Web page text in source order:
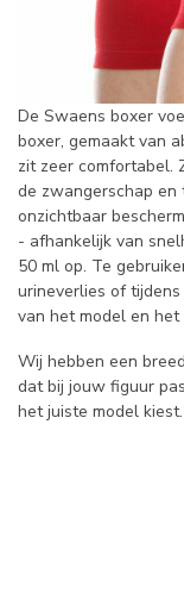
De Swaens boxer
boxer, gemaakt van
zit zeer comfortabel.
de zwangerschap en
onzichtbaar
- afhankelijk van
50 ml op. Te
urineverlies of
van het model en het
Wij hebben een
dat bij jouw figuur
het juiste model kiest.